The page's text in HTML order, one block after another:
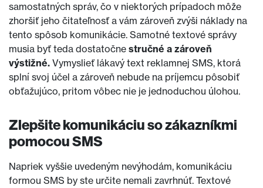
samostatných správ, čo v niektorých prípadoch môže
zhoršiť jeho čitateľnosť a vám zároveň zvýši náklady na
tento spôsob komunikácie. Samotné textové správy
musia byť teda dostatočne stručné a zároveň
výstižné. Vymyslieť lákavý text reklamnej SMS, ktorá
splní svoj účel a zároveň nebude na príjemcu pôsobiť
obťažujúco, pritom vôbec nie je jednoduchou úlohou.
Zlepšite komunikáciu so zákazníkmi
pomocou SMS
Napriek vyššie uvedeným nevýhodám, komunikáciu
formou SMS by ste určite nemali zavrhnúť. Textové